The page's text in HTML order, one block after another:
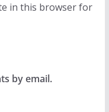
in this browser for
by email.